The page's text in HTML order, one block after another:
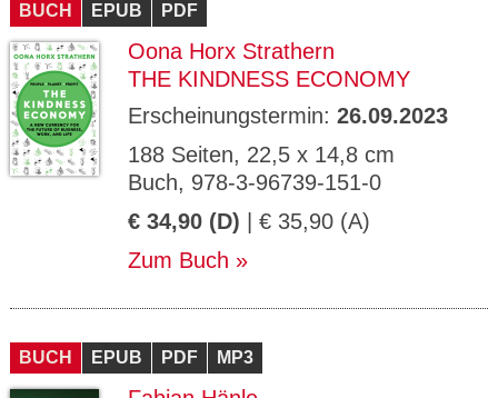
BUCH EPUB PDF
Oona Horx Strathern
THE KINDNESS ECONOMY
Erscheinungstermin: 26.09.2023
188 Seiten, 22,5 x 14,8 cm
Buch, 978-3-96739-151-0
€ 34,90 (D) | € 35,90 (A)
Zum Buch
BUCH EPUB PDF MP3